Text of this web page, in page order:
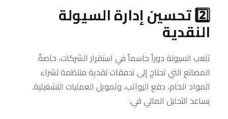
2️⃣ تحسين إدارة السيولة
النقدية
تلعب السيولة دوراً حاسماً في استقرار الشركات، خاصةً
المصانع التي تحتاج إلى تدفقات نقدية منتظمة لشراء
المواد الخام، دفع الرواتب، وتمويل العمليات التشغيلية.
يساعد التحليل المالي في: